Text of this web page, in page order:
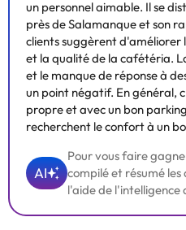
un personnel aimable. Il se
près de Salamanque et son
clients suggèrent
et la qualité de la cafétéria.
et le manque de réponse à
un point négatif. En général,
propre et avec un bon
recherchent le confort à un
AI
Pour vous faire
compilé et résumé
l'aide de l'intelligence